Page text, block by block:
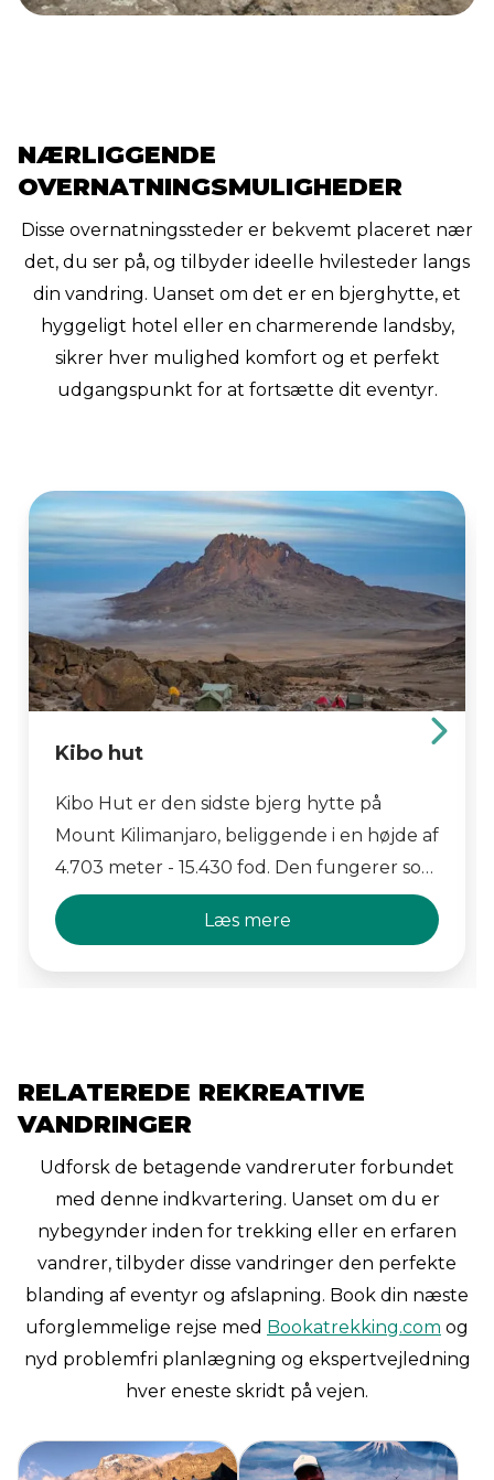
NÆRLIGGENDE
OVERNATNINGSMULIGHEDER
Disse overnatningssteder er bekvemt placeret nær
det, du ser på, og tilbyder ideelle hvilesteder langs
din vandring. Uanset om det er en bjerghytte, et
hyggeligt hotel eller en charmerende landsby,
sikrer hver mulighed komfort og et perfekt
udgangspunkt for at fortsætte dit eventyr.
Kibo hut
Kibo Hut er den sidste bjerg hytte på
Mount Kilimanjaro, beliggende i en højde af
4.703 meter - 15.430 fod. Den fungerer som
base for bestigningen til Uhuru Peak, det
højeste punkt på bjerget. Hytten tilbyder
Læs mere
RELATEREDE REKREATIVE
VANDRINGER
Udforsk de betagende vandreruter forbundet
med denne indkvartering. Uanset om du er
nybegynder inden for trekking eller en erfaren
vandrer, tilbyder disse vandringer den perfekte
blanding af eventyr og afslapning. Book din næste
uforglemmelige rejse med Bookatrekking.com og
nyd problemfri planlægning og ekspertvejledning
hver eneste skridt på vejen.